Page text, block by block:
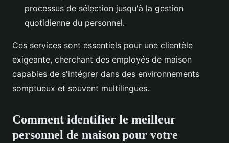
processus de sélection jusqu'à la gestion
quotidienne du personnel.
Ces services sont essentiels pour une clientèle
exigeante, cherchant des employés de maison
capables de s'intégrer dans des environnements
somptueux et souvent multilingues.
Comment identifier le meilleur
personnel de maison pour votre